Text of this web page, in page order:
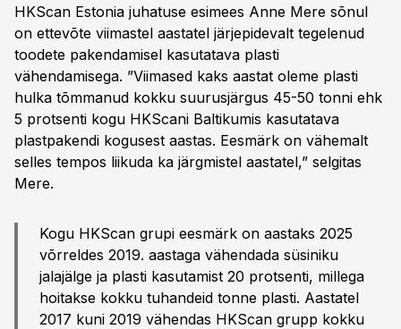
HKScan Estonia juhatuse esimees Anne Mere sõnul
on ettevõte viimastel aastatel järjepidevalt tegelenud
toodete pakendamisel kasutatava plasti
vähendamisega. ”Viimased kaks aastat oleme plasti
hulka tõmmanud kokku suurusjärgus 45-50 tonni ehk
5 protsenti kogu HKScani Baltikumis kasutatava
plastpakendi kogusest aastas. Eesmärk on vähemalt
selles tempos liikuda ka järgmistel aastatel,” selgitas
Mere.
Kogu HKScan grupi eesmärk on aastaks 2025
võrreldes 2019. aastaga vähendada süsiniku
jalajälge ja plasti kasutamist 20 protsenti, millega
hoitakse kokku tuhandeid tonne plasti. Aastatel
2017 kuni 2019 vähendas HKScan grupp kokku